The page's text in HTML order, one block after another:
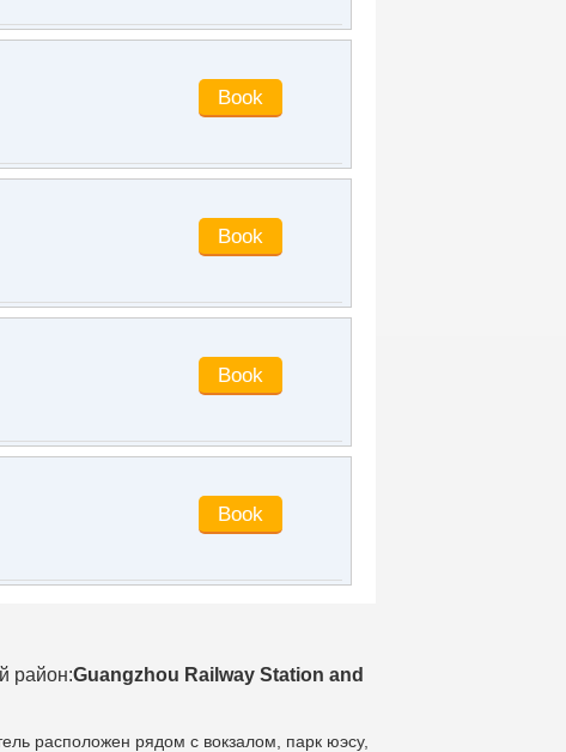
район:Guangzhou Railway Station and
расположен рядом с вокзалом, парк юэсу,